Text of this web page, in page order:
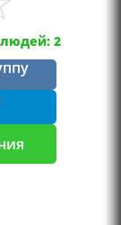
2